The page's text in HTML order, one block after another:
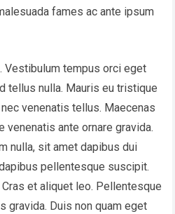
fames ac ante ipsum
Vestibulum tempus orci eget
tellus nulla. Mauris eu tristique
venenatis tellus. Maecenas
venenatis ante ornare gravida.
nulla, sit amet dapibus dui
pellentesque suscipit.
et aliquet leo. Pellentesque
gravida. Duis non quam eget